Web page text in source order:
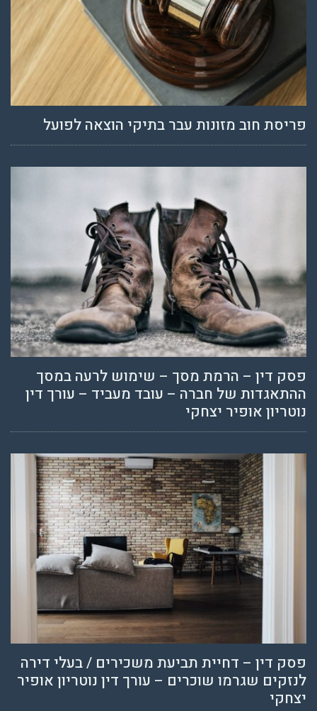
פריסת חוב מזונות עבר בתיקי הוצאה לפועל
פסק דין – הרמת מסך – שימוש לרעה במסך
ההתאגדות של חברה – עובד מעביד – עורך דין
נוטריון אופיר יצחקי
פסק דין – דחיית תביעת משכירים / בעלי דירה
לנזקים שגרמו שוכרים – עורך דין נוטריון אופיר
יצחקי